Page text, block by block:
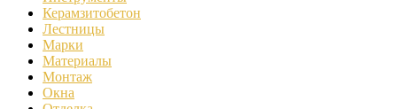
Керамзитобетон
Лестницы
Марки
Материалы
Монтаж
Окна